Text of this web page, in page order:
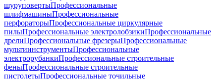
шуруповертыПрофессиональные
шлифмашиныПрофессиональные
перфораторыПрофессиональные циркулярные
пилыПрофессиональные электролобзикиПрофессиональные
дрелиПрофессиональные фрезерыПрофессиональные
мультиинструментыПрофессиональные
электрорубанкиПрофессиональные строительные
феныПрофессиональные строительные
пистолетыПрофессиональные точильные